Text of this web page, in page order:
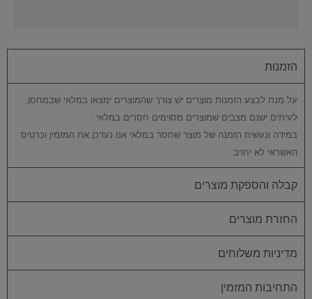
הזמנות
על מנת לבצע הזמנות מוצרים יש צורך שהמוצרים ימצאו במלאי שבמחסן.
לעיתים ישנם מצבים שמוצרים מסוימים חסרים במלאי .
במידה ונעשית הזמנה של מוצר שחסר במלאי אנו נעדכן את המזמין וכרטיס
האשראי לא יחויב
קבלה והספקת מוצרים
החזרת מוצרים
מדיניות משלוחים
התחיבות המזמין